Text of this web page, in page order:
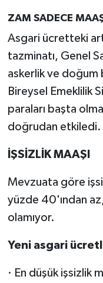
ZAM SADECE
Asgari ücretteki
tazminatı, Genel
askerlik ve doğum
Bireysel Emeklilik
paraları başta
doğrudan etkiledi.
İŞSİZLİK MAAŞI
Mevzuata göre
yüzde 40'ından
olamıyor.
Yeni asgari
· En düşük işsizlik